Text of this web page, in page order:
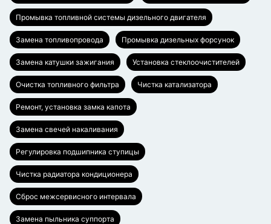
Промывка топливной системы дизельного двигателя
Замена топливопровода Промывка дизельных форсунок
Замена катушки зажигания Установка стеклоочистителей
Очистка топливного фильтра Чистка катализатора
Ремонт, установка замка капота
Замена свечей накаливания
Регулировка подшипника ступицы
Чистка радиатора кондиционера
Сброс межсервисного интервала
Замена пыльника суппорта